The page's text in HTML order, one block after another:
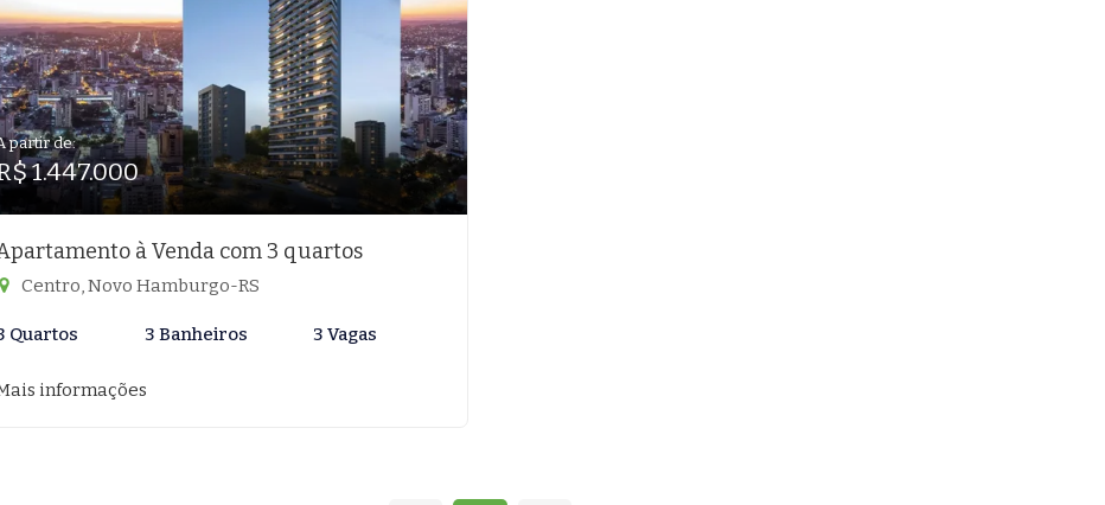
partir de:
1.447.000
à Venda com 3 quartos
Centro, Novo Hamburgo-RS
Quartos 3 Banheiros 3 Vagas
informações